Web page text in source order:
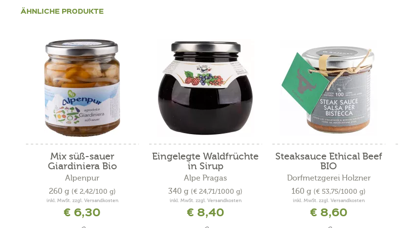
ÄHNLICHE PRODUKTE
Mix süß-sauer
Giardiniera Bio
Alpenpur
260 g (€ 2,42/100 g)
inkl. MwSt. zzgl. Versandkosten
€ 6,30
Eingelegte Waldfrüchte
in Sirup
Alpe Pragas
340 g (€ 24,71/1000 g)
inkl. MwSt. zzgl. Versandkosten
€ 8,40
Steaksauce Ethical Beef
BIO
Dorfmetzgerei Holzner
160 g (€ 53,75/1000 g)
inkl. MwSt. zzgl. Versandkosten
€ 8,60